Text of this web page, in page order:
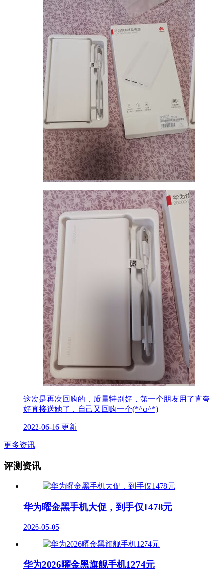
这次是再次回购的，质量特别好，第一个朋友用了直夸
好直接送她了，自己又回购一个(*^ω^*)
2022-06-16 更新
更多资讯
评测资讯
华为曜金黑手机大促，到手仅1478元
2026-05-05
华为2026曜金黑旗舰手机1274元